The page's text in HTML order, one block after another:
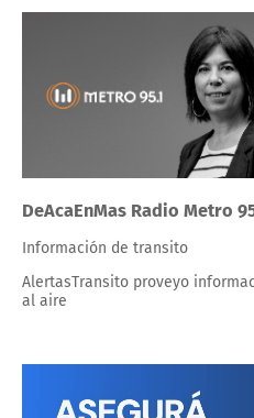
DeAcaEnMas Radio Metro
Información de transito
AlertasTransito proveyo
al aire